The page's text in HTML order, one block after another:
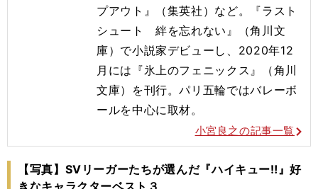
プアウト』（集英社）など。『ラスト
シュート 絆を忘れない』（角川文
庫）で小説家デビューし、2020年12
月には『氷上のフェニックス』（角川
文庫）を刊行。パリ五輪ではバレーボ
ールを中心に取材。
小宮良之の記事一覧
【写真】SVリーガーたちが選んだ『ハイキュー‼』好
きなキャラクターベスト３